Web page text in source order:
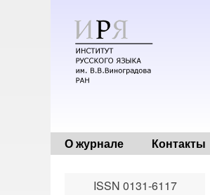
О журнале Контакты
ISSN 0131-6117